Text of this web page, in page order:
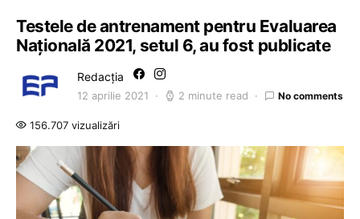
Testele de antrenament pentru Evaluarea
Națională 2021, setul 6, au fost publicate
Redacția
12 aprilie 2021 2 minute read No comments
156.707 vizualizări